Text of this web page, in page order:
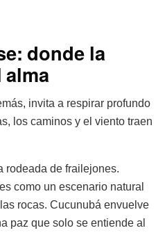
donde la
alma
invita a respirar profundo
los caminos y el viento traen
rodeada de frailejones.
como un escenario natural
rocas. Cucunubá envuelve
paz que solo se entiende al